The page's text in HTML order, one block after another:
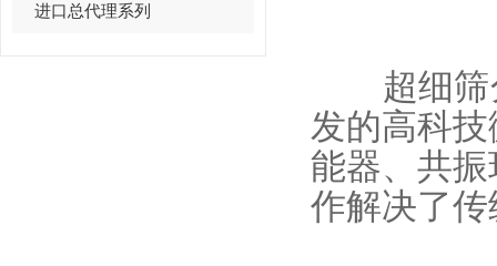
进口总代理系列
超细筛分
发的高科
能器、共
作解决了